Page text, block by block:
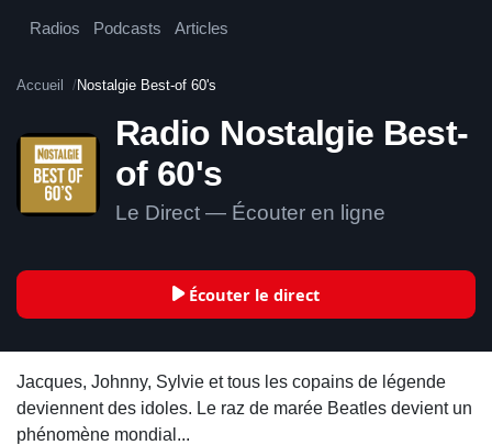
Radios Podcasts Articles
Accueil Nostalgie Best-of 60's
Radio Nostalgie Best-
of 60's
Le Direct — Écouter en ligne
Écouter le direct
Jacques, Johnny, Sylvie et tous les copains de légende
deviennent des idoles. Le raz de marée Beatles devient un
phénomène mondial...